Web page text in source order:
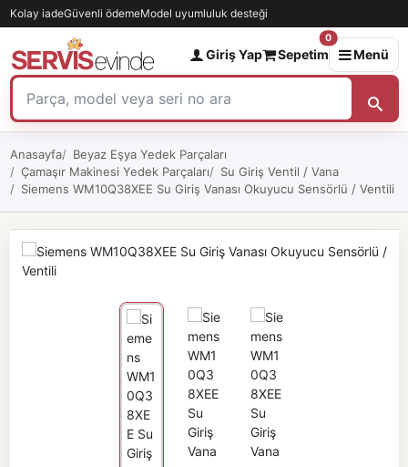
Kolay iadeGüvenli ödemeModel uyumluluk desteği
Giriş Yap Sepetim
0
Menü
Anasayfa
Beyaz Eşya Yedek Parçaları
Çamaşır Makinesi Yedek Parçaları
Su Giriş Ventil / Vana
Siemens WM10Q38XEE Su Giriş Vanası Okuyucu Sensörlü / Ventili